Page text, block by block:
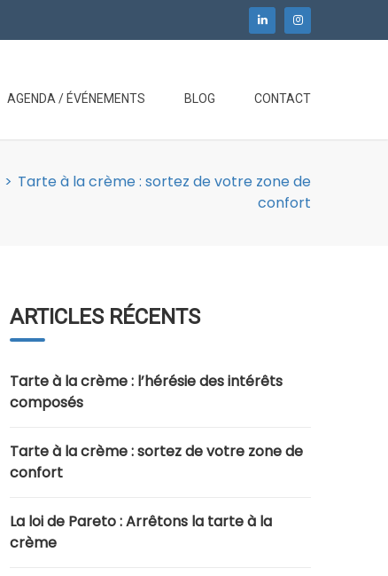
AGENDA / ÉVÉNEMENTS BLOG CONTACT
> Tarte à la crème : sortez de votre zone de
confort
ARTICLES RÉCENTS
Tarte à la crème : l’hérésie des intérêts
composés
Tarte à la crème : sortez de votre zone de
confort
La loi de Pareto : Arrêtons la tarte à la
crème